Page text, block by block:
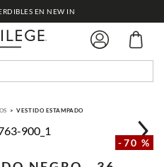
EN NEW IN
VESTIDO ESTAMPADO
-70 %